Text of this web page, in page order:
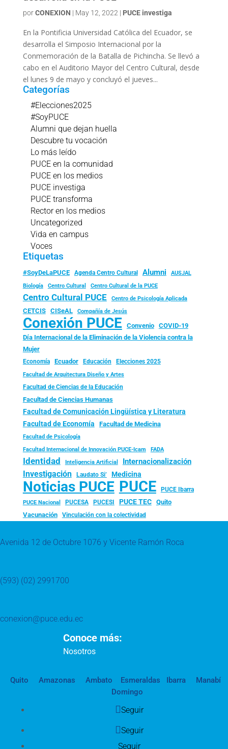
porCONEXION | May 12, 2022 | PUCE investiga
En la Pontificia Universidad Católica del Ecuador, se
desarrolla el Simposio Internacional por la
Conmemoración de la Batalla de Pichincha. Se llevó a
cabo en el Auditorio Mayor del Centro Cultural, desde
el lunes 9 de mayo y concluyó el jueves...
Categorías
#Elecciones2025
#SoyPUCE
Alumni que dejan huella
Descubre tu vocación
Lo más leído
PUCE en la comunidad
PUCE en los medios
PUCE investiga
PUCE transforma
Rector en los medios
Uncategorized
Vida en campus
Voces
Etiquetas
#SoyDeLaPUCE Agenda Centro Cultural Alumni
AUSJAL
Biología
Centro Cultural Centro Cultural de la PUCE
Centro Cultural PUCE Centro de Psicología Aplicada
CETCIS CISeAL Compañía de Jesús
Conexión PUCE Convenio
COVID-19
Día Internacional de la Eliminación de la Violencia contra la
Mujer
Economía Ecuador Educación Elecciones 2025
Facultad de Arquitectura Diseño y Artes
Facultad de Ciencias de la Educación
Facultad de Ciencias Humanas
Facultad de Comunicación Lingüística y Literatura
Facultad de Economía Facultad de Medicina
Facultad de Psicología
Facultad Internacional de Innovación PUCE-Icam FADA
Identidad Inteligencia Artificial Internacionalización
Investigación Laudato Si’ Medicina
Noticias PUCE PUCE PUCE Ibarra
PUCE Nacional PUCESA PUCESI PUCE TEC
Quito
Vacunación
Vinculación con la colectividad
Avenida 12 de Octubre 1076 y Vicente Ramón Roca
(593) (02) 2991700
conexion@puce.edu.ec
Conoce más:
Nosotros
Quito Amazonas Ambato Esmeraldas Ibarra
Manabí
Domingo
Seguir
Seguir
Seguir